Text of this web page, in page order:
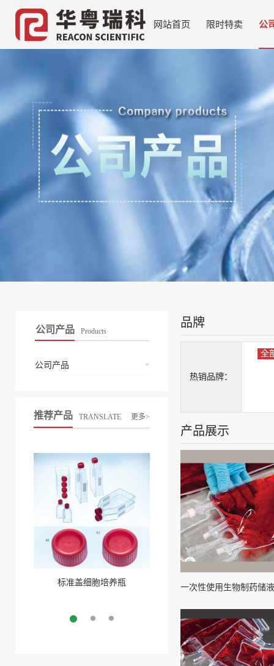
网站首页 限时特卖 公
公司产品 Products
公司产品
推荐产品 TRANSLATE 更多>
标准盖细胞培养瓶
聚酯盖三角培养瓶
More
品牌
热销品牌：
全
产品展示